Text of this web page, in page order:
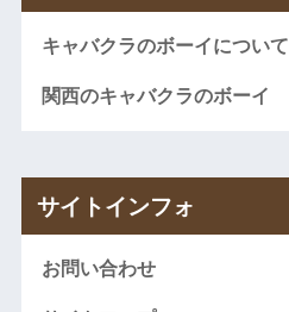
キャバクラのボーイについて
関西のキャバクラのボーイ
サイトインフォ
お問い合わせ